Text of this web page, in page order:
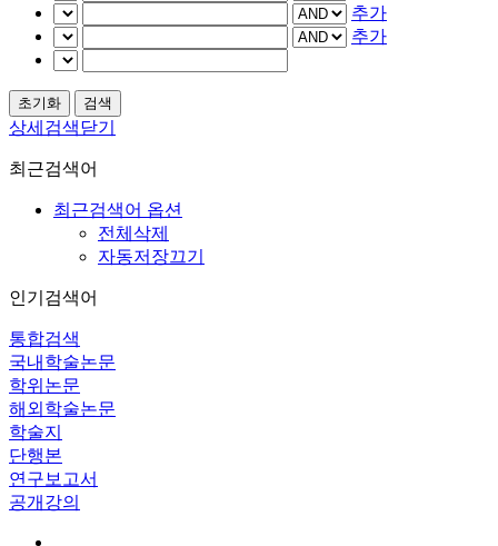
추가
추가
상세검색닫기
최근검색어
최근검색어 옵션
전체삭제
자동저장끄기
인기검색어
통합검색
국내학술논문
학위논문
해외학술논문
학술지
단행본
연구보고서
공개강의